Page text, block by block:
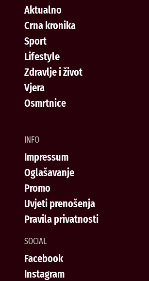
Aktualno
Crna kronika
Sport
Lifestyle
Zdravlje i život
Vjera
Osmrtnice
INFO
Impressum
Oglašavanje
Promo
Uvjeti prenošenja
Pravila privatnosti
SOCIAL
Facebook
Instagram